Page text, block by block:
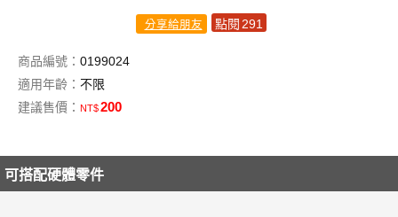
分享給朋友 點閱 291
商品編號： 0199024
適用年齡： 不限
建議售價： NT$200
可搭配硬體零件